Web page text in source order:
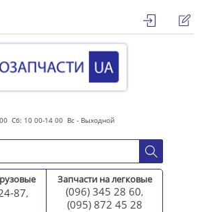
Сб: 10 00-14 00 Вс - Выходной
87,
Запчасти на легковые
(096) 345 28 60,
(095) 872 45 28